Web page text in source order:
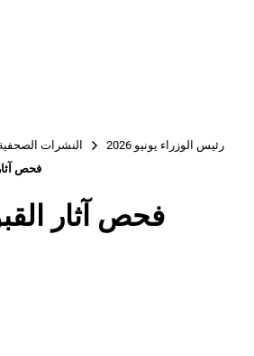
Русский
النشرات
رئيس الوزراء يونيو 2026
فحص
فحص آثار